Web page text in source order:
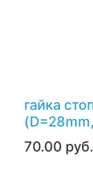
гайка
70.00 руб.